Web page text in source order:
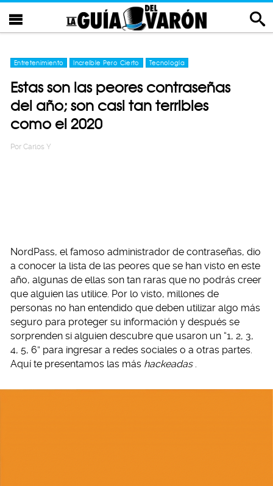
Entretenimiento Increíble Pero Cierto Tecnología
Estas son las peores contraseñas
del año; son casi tan terribles
como el 2020
Por Carlos Y
NordPass, el famoso administrador de contraseñas, dio
a conocer la lista de las peores que se han visto en este
año, algunas de ellas son tan raras que no podrás creer
que alguien las utilice. Por lo visto, millones de
personas no han entendido que deben utilizar algo más
seguro para proteger su información y después se
sorprenden si alguien descubre que usaron un “1, 2, 3,
4, 5, 6” para ingresar a redes sociales o a otras partes.
Aquí te presentamos las más hackeadas .